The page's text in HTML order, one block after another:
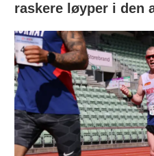
raskere løyper i den